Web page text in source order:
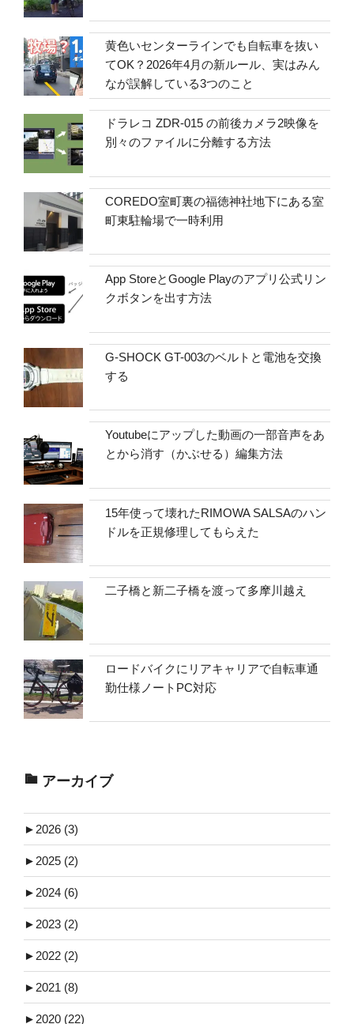
黄色いセンターラインでも自転車を抜い
てOK？2026年4月の新ルール、実はみん
なが誤解している3つのこと
ドラレコ ZDR-015 の前後カメラ2映像を
別々のファイルに分離する方法
COREDO室町裏の福徳神社地下にある室
町東駐輪場で一時利用
App StoreとGoogle Playのアプリ公式リン
クボタンを出す方法
G-SHOCK GT-003のベルトと電池を交換
する
Youtubeにアップした動画の一部音声をあ
とから消す（かぶせる）編集方法
15年使って壊れたRIMOWA SALSAのハン
ドルを正規修理してもらえた
二子橋と新二子橋を渡って多摩川越え
ロードバイクにリアキャリアで自転車通
勤仕様ノートPC対応
アーカイブ
► 2026 (3)
► 2025 (2)
► 2024 (6)
► 2023 (2)
► 2022 (2)
► 2021 (8)
► 2020 (22)